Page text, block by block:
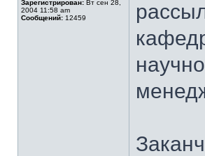
Зарегистрирован: Вт сен 28,
2004 11:58 am
Сообщений: 12459